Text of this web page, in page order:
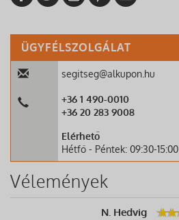
ÜGYFÉLSZOLGÁLAT
segitseg@alkupon.hu
+36 1 490-0010
+36 20 283 9008
Elérhető
Hétfő - Péntek: 09:30-15:00
Vélemények
N. Hedvig